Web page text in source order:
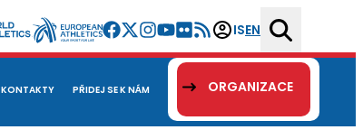
ISEN
KONTAKTY PŘIDEJ SE K NÁM ORGANIZACE